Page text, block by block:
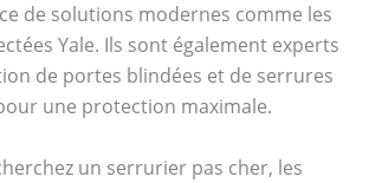
de solutions modernes comme les
Yale. Ils sont également experts
de portes blindées et de serrures
une protection maximale.
un serrurier pas cher, les